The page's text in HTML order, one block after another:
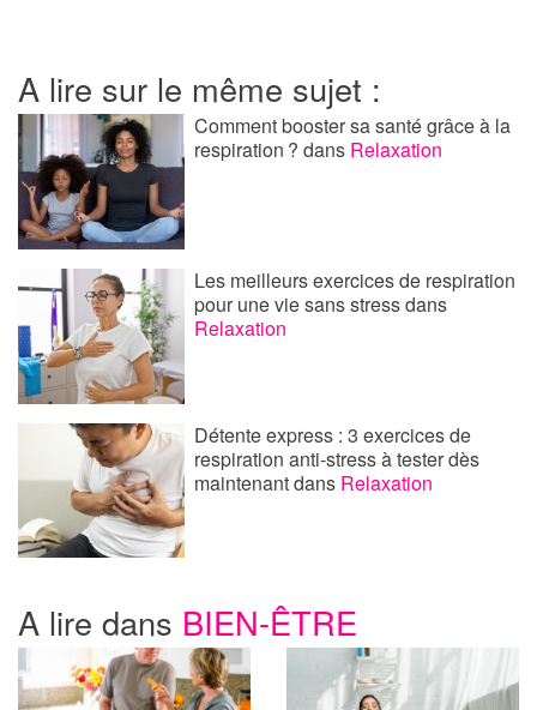
A lire sur le même sujet :
Comment booster sa santé grâce à la
respiration ?dans Relaxation
Les meilleurs exercices de respiration
pour une vie sans stressdans
Relaxation
Détente express : 3 exercices de
respiration anti-stress à tester dès
maintenantdans Relaxation
A lire dans BIEN-ÊTRE